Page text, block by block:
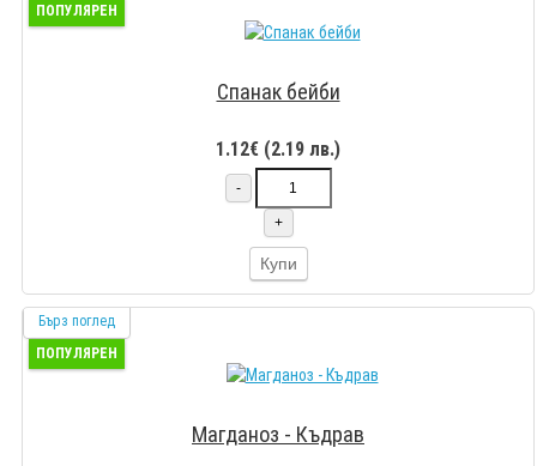
ПОПУЛЯРЕН
Спанак бейби
1.12€ (2.19 лв.)
-
+
Купи
Бърз поглед
ПОПУЛЯРЕН
Магданоз - Къдрав